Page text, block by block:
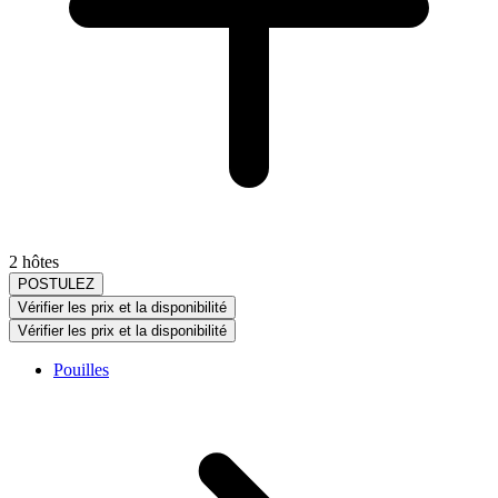
2 hôtes
POSTULEZ
Vérifier les prix et la disponibilité
Vérifier les prix et la disponibilité
Pouilles